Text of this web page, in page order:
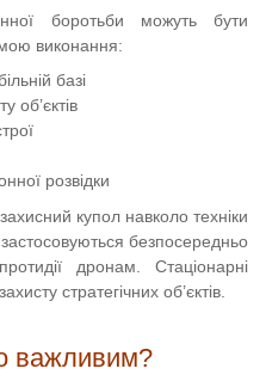
боротьби можуть бути
виконання:
базі
об’єктів
розвідки
купол навколо техніки
безпосередньо
дронам. Стаціонарні
стратегічних об’єктів.
важливим?